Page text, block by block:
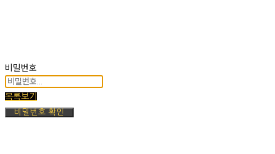
비밀번호
목록보기
비밀번호 확인